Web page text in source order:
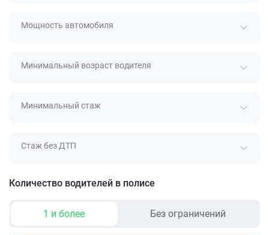
Мощность автомобиля
Минимальный возраст водителя
Минимальный стаж
Стаж без ДТП
Количество водителей в полисе
1 и более Без ограничений